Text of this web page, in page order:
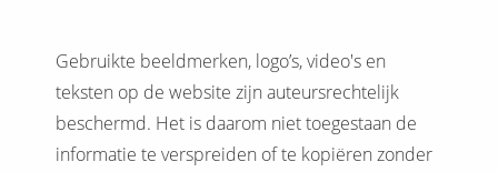
Gebruikte beeldmerken, logo’s, video's en
teksten op de website zijn auteursrechtelijk
beschermd. Het is daarom niet toegestaan de
informatie te verspreiden of te kopiëren zonder